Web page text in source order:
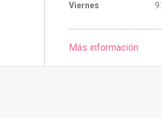
Viernes
Más información